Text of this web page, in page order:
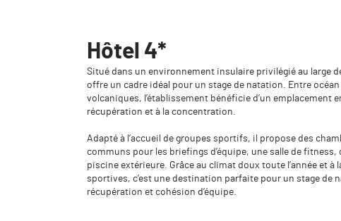
Hôtel 4*
Situé dans un environnement insulaire privilégié au large
offre un cadre idéal pour un stage de natation. Entre
volcaniques, l’établissement bénéficie d’un emplacement
récupération et à la concentration.
Adapté à l’accueil de groupes sportifs, il propose des
communs pour les briefings d’équipe, une salle de
piscine extérieure. Grâce au climat doux toute l’année et
sportives, c’est une destination parfaite pour un stage de
récupération et cohésion d’équipe.